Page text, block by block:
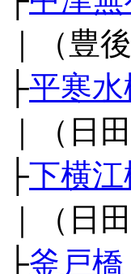
｜（
├平寒水
｜（日
├下横江
｜（日
├釜戸橋